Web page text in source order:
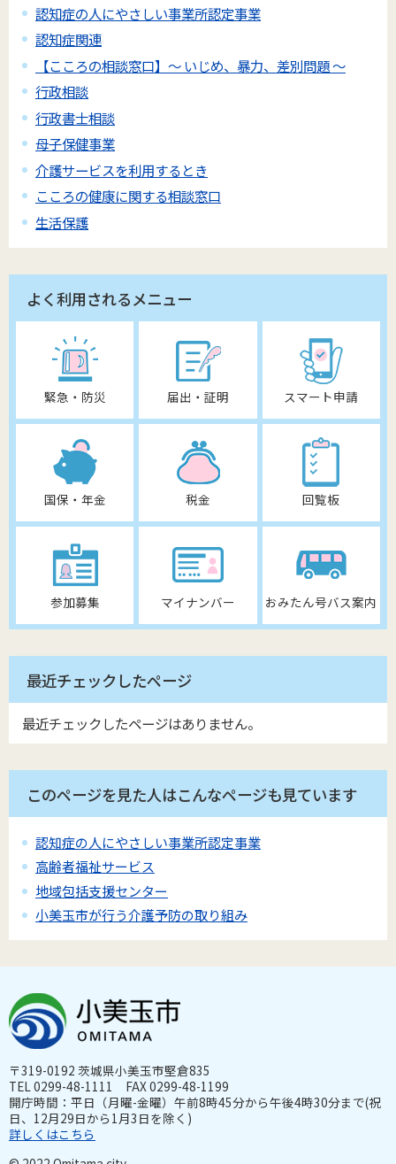
認知症の人にやさしい事業所認定事業
認知症関連
【こころの相談窓口】～ いじめ、暴力、差別問題 ～
行政相談
行政書士相談
母子保健事業
介護サービスを利用するとき
こころの健康に関する相談窓口
生活保護
よく利用されるメニュー
緊急・防災 届出・証明 スマート申請
国保・年金 税金 回覧板
参加募集 マイナンバー おみたん号バス案内
最近チェックしたページ
最近チェックしたページはありません。
このページを見た人はこんなページも見ています
認知症の人にやさしい事業所認定事業
高齢者福祉サービス
地域包括支援センター
小美玉市が行う介護予防の取り組み
〒319-0192 茨城県小美玉市堅倉835
TEL 0299-48-1111 FAX 0299-48-1199
開庁時間：平日（月曜-金曜）午前8時45分から午後4時30分まで(祝
日、12月29日から1月3日を除く)
詳しくはこちら